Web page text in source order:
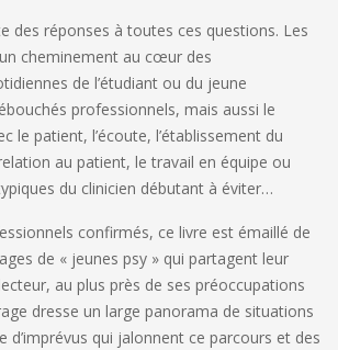
des réponses à toutes ces questions. Les
cheminement au cœur des
de l’étudiant ou du jeune
professionnels, mais aussi le
le patient, l’écoute, l’établissement du
au patient, le travail en équipe ou
du clinicien débutant à éviter…
confirmés, ce livre est émaillé de
de « jeunes psy » qui partagent leur
au plus près de ses préoccupations
dresse un large panorama de situations
d’imprévus qui jalonnent ce parcours et des